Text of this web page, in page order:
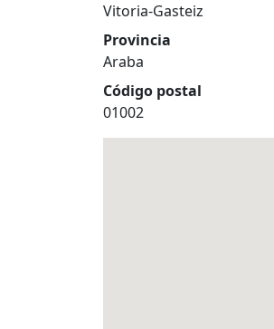
Vitoria-Gasteiz
Provincia
Araba
Código postal
01002